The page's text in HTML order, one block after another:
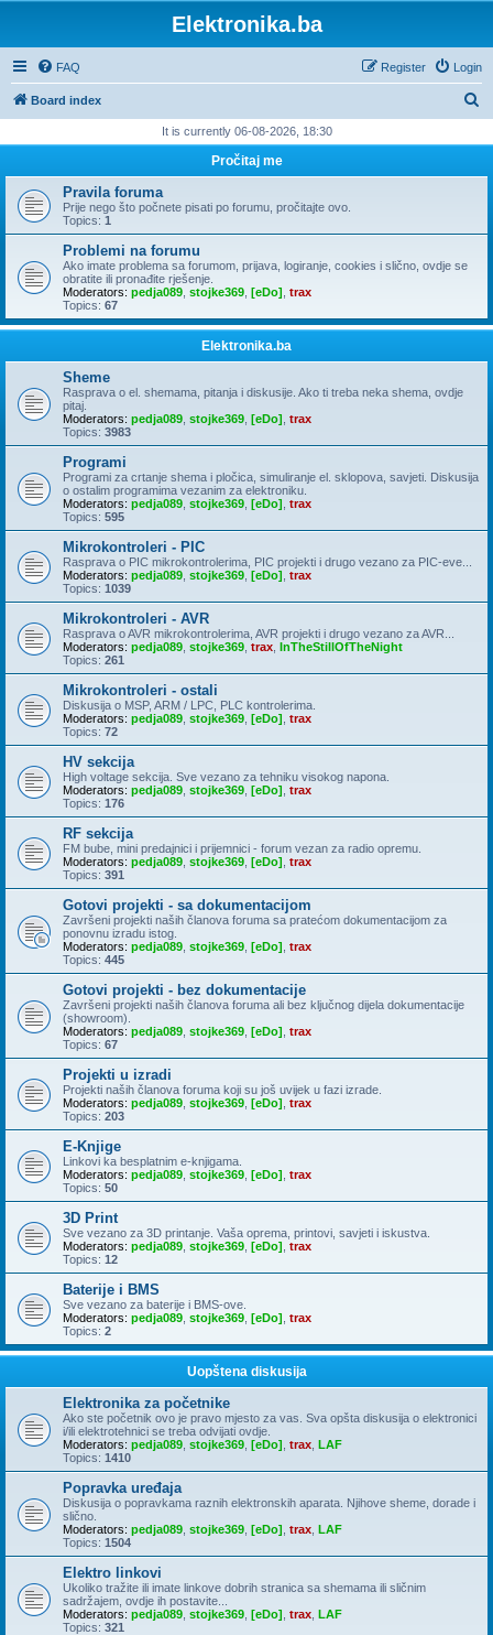
Elektronika.ba
FAQ Login
Register
Board index
r
h
It is currently 06-08-2026, 18:30
Pročitaj me
Pravila foruma
Prije nego što počnete pisati po forumu, pročitajte ovo.
Topics: 1
Problemi na forumu
Ako imate problema sa forumom, prijava, logiranje, cookies i slično, ovdje se
obratite ili pronađite rješenje.
Moderators: pedja089 stojke369 [eDo] trax
Topics: 67
Elektronika.ba
Sheme
Rasprava o el. shemama, pitanja i diskusije. Ako ti treba neka shema, ovdje
pitaj.
Moderators: pedja089 stojke369 [eDo] trax
Topics: 3983
Programi
Programi za crtanje shema i pločica, simuliranje el. sklopova, savjeti. Diskusija
o ostalim programima vezanim za elektroniku.
Moderators: pedja089 stojke369 [eDo] trax
Topics: 595
Mikrokontroleri - PIC
Rasprava o PIC mikrokontrolerima, PIC projekti i drugo vezano za PIC-eve...
Moderators: pedja089 stojke369 [eDo] trax
Topics: 1039
Mikrokontroleri - AVR
Rasprava o AVR mikrokontrolerima, AVR projekti i drugo vezano za AVR...
Moderators: pedja089 stojke369 trax InTheStillOfTheNight
Topics: 261
Mikrokontroleri - ostali
Diskusija o MSP, ARM / LPC, PLC kontrolerima.
Moderators: pedja089 stojke369 [eDo] trax
Topics: 72
HV sekcija
High voltage sekcija. Sve vezano za tehniku visokog napona.
Moderators: pedja089 stojke369 [eDo] trax
Topics: 176
RF sekcija
FM bube, mini predajnici i prijemnici - forum vezan za radio opremu.
Moderators: pedja089 stojke369 [eDo] trax
Topics: 391
Gotovi projekti - sa dokumentacijom
Završeni projekti naših članova foruma sa pratećom dokumentacijom za
ponovnu izradu istog.
Moderators: pedja089 stojke369 [eDo] trax
Topics: 445
Gotovi projekti - bez dokumentacije
Završeni projekti naših članova foruma ali bez ključnog dijela dokumentacije
(showroom).
Moderators: pedja089 stojke369 [eDo] trax
Topics: 67
Projekti u izradi
Projekti naših članova foruma koji su još uvijek u fazi izrade.
Moderators: pedja089 stojke369 [eDo] trax
Topics: 203
E-Knjige
Linkovi ka besplatnim e-knjigama.
Moderators: pedja089 stojke369 [eDo] trax
Topics: 50
3D Print
Sve vezano za 3D printanje. Vaša oprema, printovi, savjeti i iskustva.
Moderators: pedja089 stojke369 [eDo] trax
Topics: 12
Baterije i BMS
Sve vezano za baterije i BMS-ove.
Moderators: pedja089 stojke369 [eDo] trax
Topics: 2
Uopštena diskusija
Elektronika za početnike
Ako ste početnik ovo je pravo mjesto za vas. Sva opšta diskusija o elektronici
i/ili elektrotehnici se treba odvijati ovdje.
Moderators: pedja089 stojke369 [eDo] trax LAF
Topics: 1410
Popravka uređaja
Diskusija o popravkama raznih elektronskih aparata. Njihove sheme, dorade i
slično.
Moderators: pedja089 stojke369 [eDo] trax LAF
Topics: 1504
Elektro linkovi
Ukoliko tražite ili imate linkove dobrih stranica sa shemama ili sličnim
sadržajem, ovdje ih postavite...
Moderators: pedja089 stojke369 [eDo] trax LAF
Topics: 321